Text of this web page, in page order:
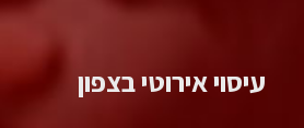
עיסוי אירוטי בצפון